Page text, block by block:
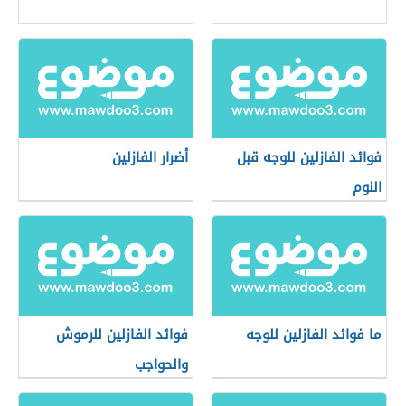
فوائد الفازلين للوجه قبل
النوم
أضرار الفازلين
ما فوائد الفازلين للوجه
فوائد الفازلين للرموش
والحواجب